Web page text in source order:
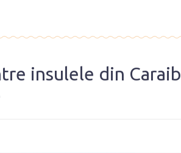
insulele din